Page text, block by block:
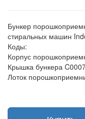
Бункер
стиральных машин
Коды:
Корпус
Крышка бункера
Лоток